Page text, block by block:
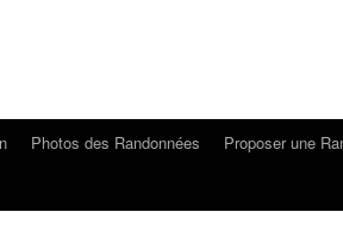
Photos des Randonnées Proposer une